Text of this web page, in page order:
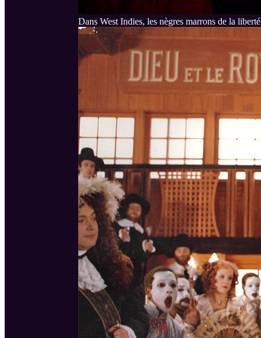
Dans West Indies, les nègres marrons de la liberté